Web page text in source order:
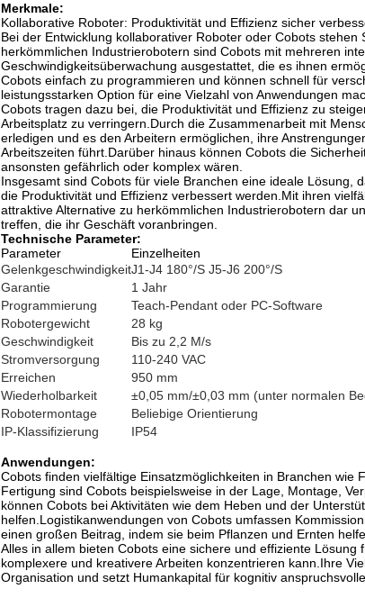
Merkmale:
Kollaborative Roboter: Produktivität und Effizienz sicher
Bei der Entwicklung kollaborativer Roboter oder Cobots
herkömmlichen Industrierobotern sind Cobots mit mehreren
Geschwindigkeitsüberwachung ausgestattet, die es ihnen
Cobots einfach zu programmieren und können schnell für
leistungsstarken Option für eine Vielzahl von Anwendungen
Cobots tragen dazu bei, die Produktivität und Effizienz zu
Arbeitsplatz zu verringern.Durch die Zusammenarbeit mit
erledigen und es den Arbeitern ermöglichen, ihre
Arbeitszeiten führt.Darüber hinaus können Cobots die
ansonsten gefährlich oder komplex wären.
Insgesamt sind Cobots für viele Branchen eine ideale Lösung,
die Produktivität und Effizienz verbessert werden.Mit ihren
attraktive Alternative zu herkömmlichen Industrierobotern dar
treffen, die ihr Geschäft voranbringen.
Technische Parameter:
Parameter
Einzelheiten
GelenkgeschwindigkeitJ1-J4 180°/S J5-J6 200°/S
Garantie
1 Jahr
Programmierung
Teach-Pendant oder PC-Software
Robotergewicht
28 kg
Geschwindigkeit
Bis zu 2,2 M/s
Stromversorgung
110-240 VAC
Erreichen
950 mm
Wiederholbarkeit
±0,05 mm/±0,03 mm (unter normalen
Robotermontage
Beliebige Orientierung
IP-Klassifizierung
IP54
Anwendungen:
Cobots finden vielfältige Einsatzmöglichkeiten in Branchen
Fertigung sind Cobots beispielsweise in der Lage, Montage,
können Cobots bei Aktivitäten wie dem Heben und der
helfen.Logistikanwendungen von Cobots umfassen
einen großen Beitrag, indem sie beim Pflanzen und Ernten
Alles in allem bieten Cobots eine sichere und effiziente
komplexere und kreativere Arbeiten konzentrieren kann.Ihre
Organisation und setzt Humankapital für kognitiv